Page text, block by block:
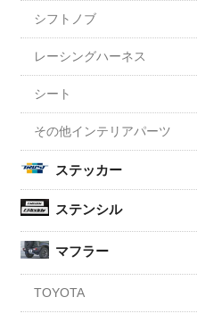
シフトノブ
レーシングハーネス
シート
その他インテリアパーツ
ステッカー
ステンシル
マフラー
TOYOTA